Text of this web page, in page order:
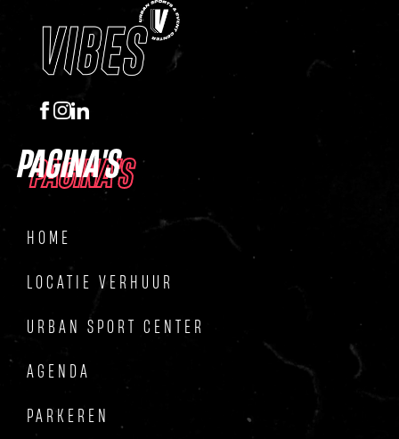
PAGINA'S
PAGINA'S
HOME
LOCATIE VERHUUR
URBAN SPORT CENTER
AGENDA
PARKEREN